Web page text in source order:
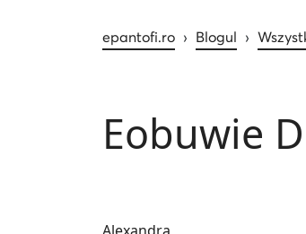
epantofi.ro › Blogul ›
Eobuwie